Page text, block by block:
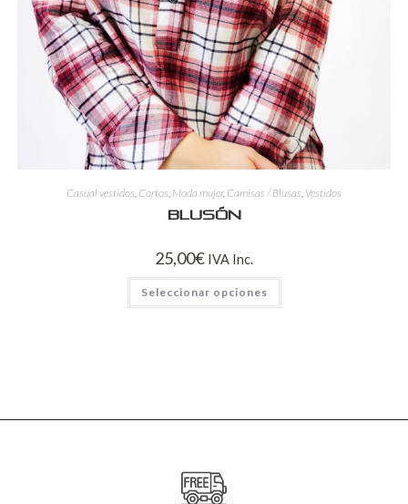
Casual vestidos Cortos Moda mujer, Camisas / Blusas Vestidos
Blusón
25,00€ IVA Inc.
Seleccionar opciones